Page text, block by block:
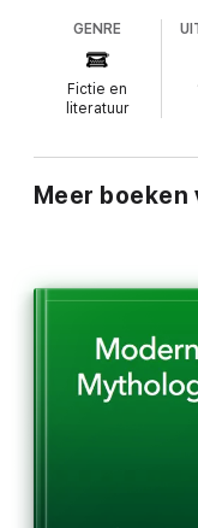
GENRE
Fictie en
literatuur
Meer boeken